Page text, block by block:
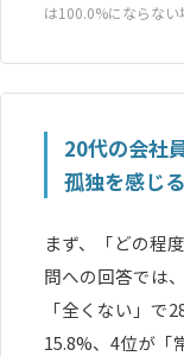
は100.0%にならない
20代の会社
孤独を感じ
まず、「どの程
問への回答では
「全くない」で
15.8%、4位が「